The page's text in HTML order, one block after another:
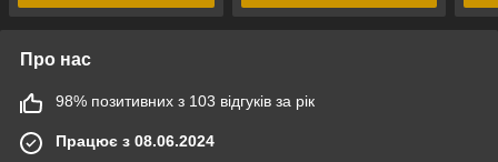
Про нас
98% позитивних з 103 відгуків за рік
Працює з 08.06.2024